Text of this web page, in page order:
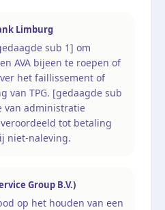
Limburg
sub 1] om
AVA bijeen te roepen of
het faillissement of
van TPG. [gedaagde sub
van administratie
tot betaling
niet-naleving.
Group B.V.)
op het houden van een